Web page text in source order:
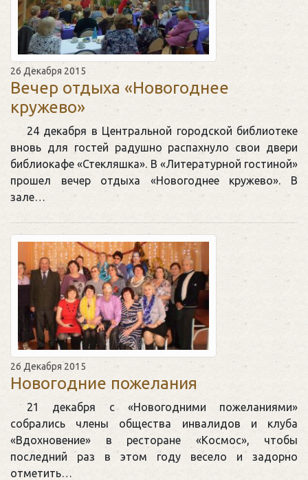
26 Декабря 2015
Вечер отдыха «Новогоднее
кружево»
24 декабря в Центральной городской библиотеке
вновь для гостей радушно распахнуло свои двери
библиокафе «Стекляшка». В «Литературной гостиной»
прошел вечер отдыха «Новогоднее кружево». В
зале…
26 Декабря 2015
Новогодние пожелания
21 декабря с «Новогодними пожеланиями»
собрались члены общества инвалидов и клуба
«Вдохновение» в ресторане «Космос», чтобы
последний раз в этом году весело и задорно
отметить…